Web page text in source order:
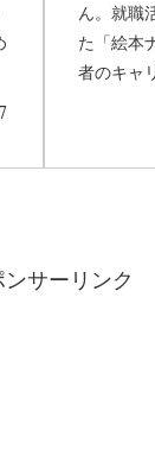
ん。就職
た「絵本
者のキャ
ンサーリンク